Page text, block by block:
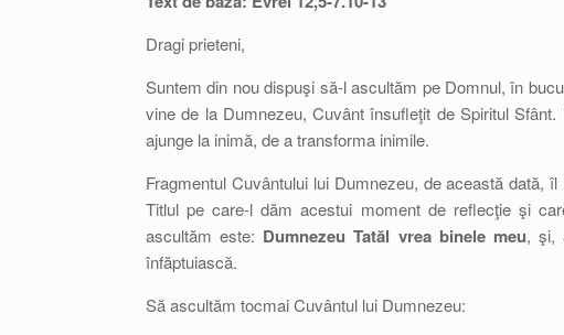
Dragi prieteni,
Suntem din nou dispuşi să-l ascultăm pe Domnul, în
vine de la Dumnezeu, Cuvânt însufleţit de Spiritul
ajunge la inimă, de a transforma inimile.
Fragmentul Cuvântului lui Dumnezeu, de această dată,
Titlul pe care-l dăm acestui moment de reflecţie şi
ascultăm este: Dumnezeu Tatăl vrea binele meu, şi,
înfăptuiască.
Să ascultăm tocmai Cuvântul lui Dumnezeu: